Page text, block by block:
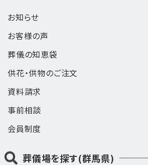
お知らせ
お客様の声
葬儀の知恵袋
供花・供物のご注文
資料請求
事前相談
会員制度
葬儀場を探す(群馬県)